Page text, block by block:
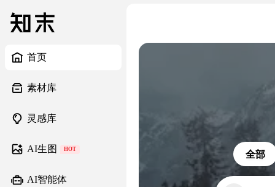
首页
素材库
灵感库
AI生图 HOT
AI智能体
全部